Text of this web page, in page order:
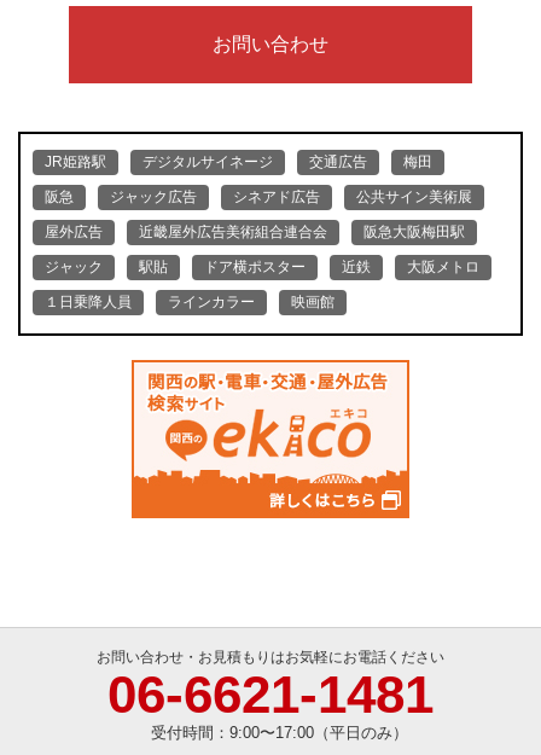
お問い合わせ
JR姫路駅 デジタルサイネージ 交通広告 梅田
阪急 ジャック広告 シネアド広告 公共サイン美術展
屋外広告 近畿屋外広告美術組合連合会 阪急大阪梅田駅
ジャック 駅貼 ドア横ポスター 近鉄 大阪メトロ
１日乗降人員 ラインカラー 映画館
お問い合わせ・お見積もりはお気軽にお電話ください
06-6621-1481
受付時間： 9:00〜17:00（平日のみ）